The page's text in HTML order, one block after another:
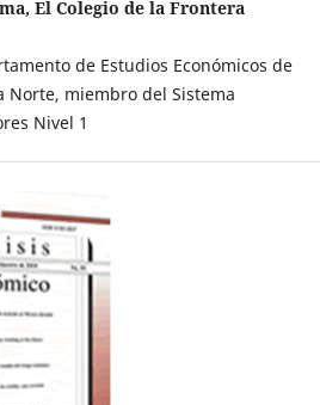
El Colegio de la Frontera
de Estudios Económicos de
Norte, miembro del Sistema
Nivel 1